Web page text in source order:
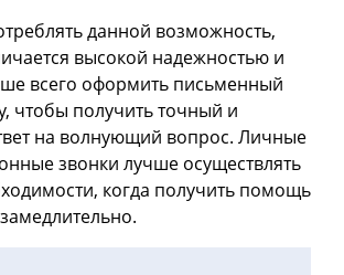
данной возможность,
высокой надежностью и
всего оформить письменный
чтобы получить точный и
на волнующий вопрос. Личные
звонки лучше осуществлять
когда получить помощь